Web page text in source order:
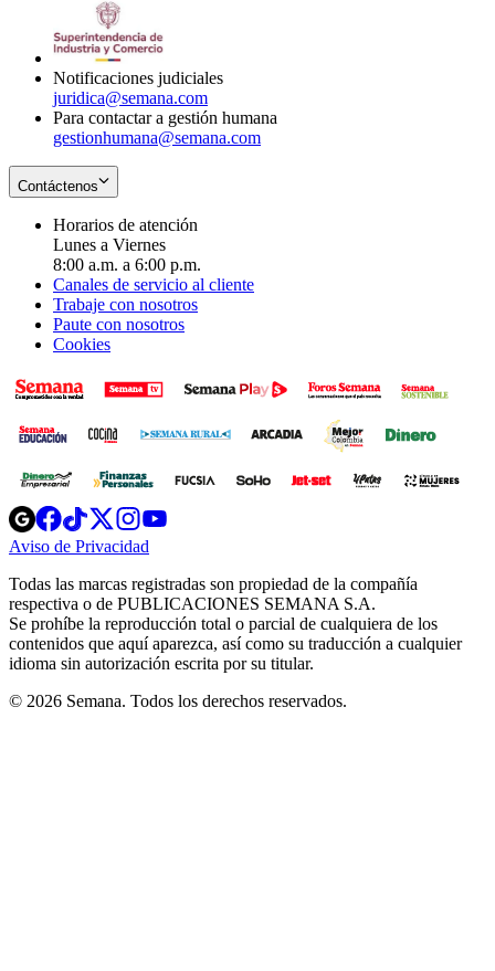
Notificaciones judiciales
juridica@semana.com
Para contactar a gestión humana
gestionhumana@semana.com
Contáctenos
Horarios de atención
Lunes a Viernes
8:00 a.m. a 6:00 p.m.
Canales de servicio al cliente
Trabaje con nosotros
Paute con nosotros
Cookies
Opens
in
new
Opens
in
new
Opens
in
new
window
Opens
new
windowwindow
Aviso de Privacidad
new
window
Todas las marcas registradas son propiedad de la compañía
respectiva o de PUBLICACIONES SEMANA S.A.
Se prohíbe la reproducción total o parcial de cualquiera de los
contenidos que aquí aparezca, así como su traducción a cualquier
idioma sin autorización escrita por su titular.
© 2026 Semana. Todos los derechos reservados.